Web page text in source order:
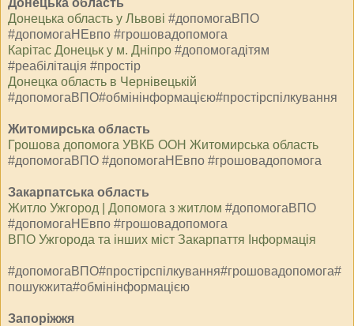
Донецька область у Львові #допомогаВПО
#допомогаНЕвпо #грошовадопомога
Карітас Донецьк у м. Дніпро #допомогадітям
#реабілітація #простір
⁨Донецка область в Чернівецькій
#допомогаВПО#обмінінформацією#простірспілкування
Житомирська область
Грошова допомога УВКБ ООН Житомирська область
#допомогаВПО #допомогаНЕвпо #грошовадопомога
Закарпатська область
Житло Ужгород | Допомога з житлом #допомогаВПО
#допомогаНЕвпо #грошовадопомога
ВПО Ужгорода та інших міст Закарпаття Інформація
#допомогаВПО#простірспілкування#грошовадопомога#
пошукжита#обмінінформацією
Запоріжжя